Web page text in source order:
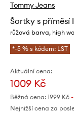
Tommy Jeans
Šortky s příměsí
růžová barva, high
*-5 % s kódem: LST
Aktuální cena:
1009 Kč
Běžná cena: 1999 Kč
Nejnižší cena za